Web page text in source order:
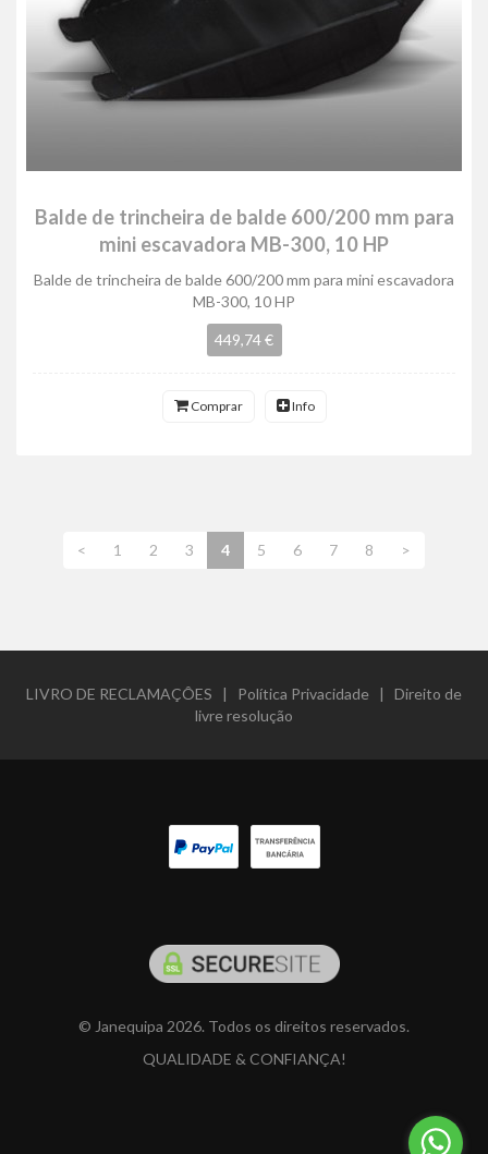
Balde de trincheira de balde 600/200 mm para
mini escavadora MB-300, 10 HP
Balde de trincheira de balde 600/200 mm para mini escavadora
MB-300, 10 HP
449,74 €
Comprar Info
< 1 2 3 4 5 6 7 8 >
LIVRO DE RECLAMAÇÔES | Política Privacidade | Direito de
livre resolução
© Janequipa 2026. Todos os direitos reservados.
QUALIDADE & CONFIANÇA!